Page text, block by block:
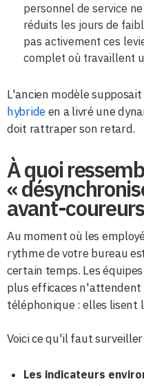
personnel de service
réduits les jours de
pas activement ces
complet où travaillent
L'ancien modèle
hybrideen a livré une
doit rattraper son retard.
À quoi
«
avant-coureurs
Au moment où les
rythme de votre bureau
certain temps. Les
plus efficaces
téléphonique : elles lisent
Voici ce qu'il faut surveiller
Les indicateurs